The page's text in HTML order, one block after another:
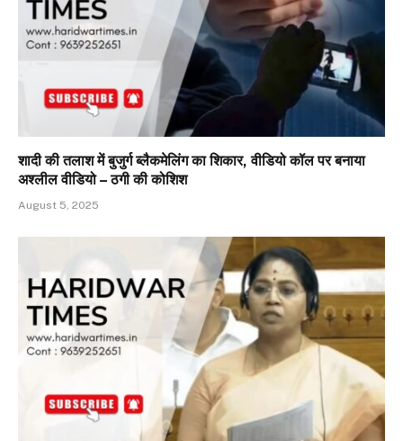
शादी की तलाश में बुजुर्ग ब्लैकमेलिंग का शिकार, वीडियो कॉल पर बनाया
अश्लील वीडियो – ठगी की कोशिश
August 5, 2025